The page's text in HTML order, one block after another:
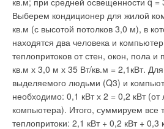
Выберем кондиционер для жилой
кв.м (с высотой потолков 3,0 м), в
находятся два человека и
теплопритоков от стен, окон, пола
кв.м х 3,0 м х 35 Вт/кв.м = 2,1кВт.
выделяемого людьми (Q3) и
необходимо: 0,1 кВт х 2 = 0,2 кВт
компьютера). Итого, суммируем все
теплопритоки: 2,1 кВт + 0,2 кВт + 0,3
компании», - отметил Лебедев. С
Бердоносов, Советник директора
«ТГК-1» рассмотрел
частности, по внедрению системы
автоматического контроля над
тепловой энергии. Он отметил, что в
законодательства и тарифов
приборов учета тепла у конечных
некомпенсируемому росту убытков
компании. Арсен Ексаев,
для выставки. Уже второй год
своём стенде журналистов,
Представители
удовольствием участвуют в
с новинками Vaillant, задают
комплект информационных
Комментарии
В этой теме еще нет комментариев